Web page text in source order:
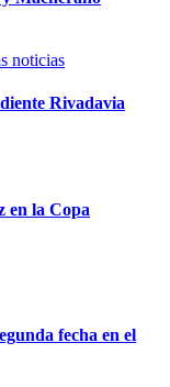
noticias
Rivadavia
en la Copa
fecha en el